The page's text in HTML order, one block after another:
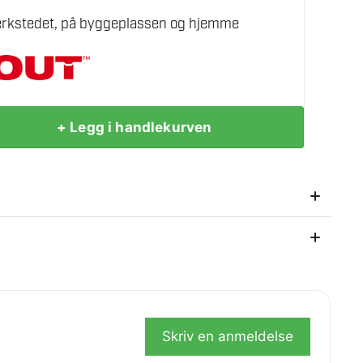
på byggeplassen og hjemme
+ Legg i handlekurven
etter kjøpet.
Skriv en anmeldelse